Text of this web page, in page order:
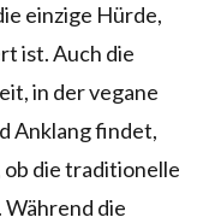
einzige Hürde,
ist. Auch die
in der vegane
Anklang findet,
ob die traditionelle
die